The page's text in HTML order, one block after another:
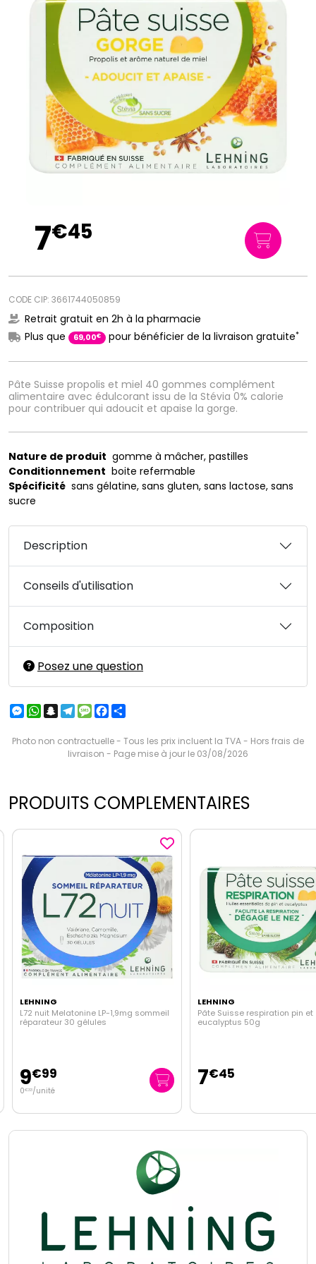
Pâte Suisse propolis et miel 40 gommes complément
alimentaire avec édulcorant issu de la Stévia 0% calorie
pour contribuer qui adoucit et apaise la gorge.
7€45
CODE CIP: 3661744050859
Retrait gratuit en 2h à la pharmacie
Plus que
69,00€ pour bénéficier de la livraison gratuite*
Nature de produit gomme à mâcher, pastilles
Conditionnement boite refermable
Spécificité sans gélatine, sans gluten, sans lactose, sans
sucre
Description
Conseils d'utilisation
Composition
Posez une question
Messenger
WhatsApp
Snapchat
Telegram
MessageFacebook
Photo non contractuelle - Tous les prix incluent la TVA - Hors frais de
livraison - Page mise à jour le 03/08/2026
PRODUITS COMPLEMENTAIRES
LEHNING
L72 nuit Melatonine LP-1,9mg sommeil
réparateur 30 gélules
9€99
0€33/unité
LEHNING
Pâte Suisse respiration pin et
eucalyptus 50g
7€45